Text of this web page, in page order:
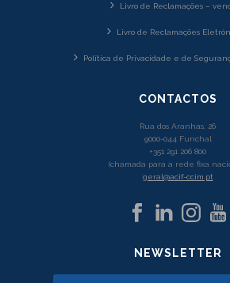
Livro de Reclamações –
Livro de Reclamações
Política de Privacidade e de
CONTACTOS
Rua dos Aranhas, 26
9000-044 Funchal
+351 291 206 800
(chamada para a rede fixa
geral@acif-ccim.pt
NEWSLETTER